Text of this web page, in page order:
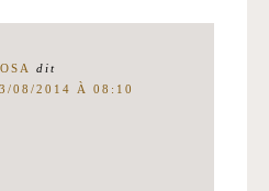
dit
08/2014 À 08:10